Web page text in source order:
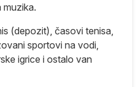
muzika.
(depozit), časovi tenisa,
sportovi na vodi,
igrice i ostalo van